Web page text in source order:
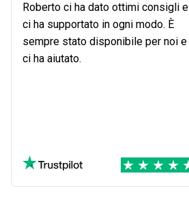
Roberto ci ha dato ottimi consigli e
ci ha supportato in ogni modo. È
sempre stato disponibile per noi e
ci ha aiutato.